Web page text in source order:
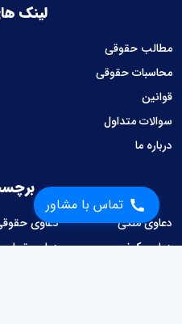
تماس با مشاور
لینک
مطالب حقوقی
محاسبات حقوقی
قوانین
سوالات متداول
درباره ما
دعاوی ملکی دعاوی
دعاوی کیفری
دعاوی